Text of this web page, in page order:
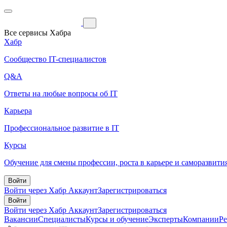
Все сервисы Хабра
Хабр
Сообщество IT-специалистов
Q&A
Ответы на любые вопросы об IT
Карьера
Профессиональное развитие в IT
Курсы
Обучение для смены профессии, роста в карьере и
Войти
Войти через Хабр АккаунтЗарегистрироваться
Войти
Войти через Хабр АккаунтЗарегистрироваться
ВакансииСпециалистыКурсы и обучениеЭкспертыКомпании